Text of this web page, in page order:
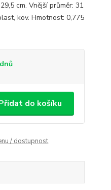
cm. Vnější průměr: 31
kov. Hmotnost: 0,775
do košíku
/ dostupnost